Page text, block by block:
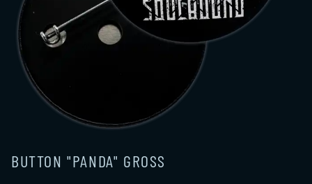
BUTTON "PANDA" GROSS